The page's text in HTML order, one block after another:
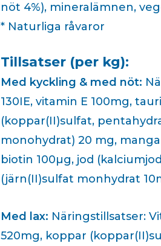
nöt 4%), mineralämnen,
* Naturliga råvaror
Tillsatser (per kg):
Med kyckling & med nöt:
130IE, vitamin E 100mg,
(koppar(II)sulfat,
monohydrat) 20 mg,
biotin 100µg, jod
(järn(II)sulfat monhydrat
Med lax: Näringstillsatser:
520mg, koppar